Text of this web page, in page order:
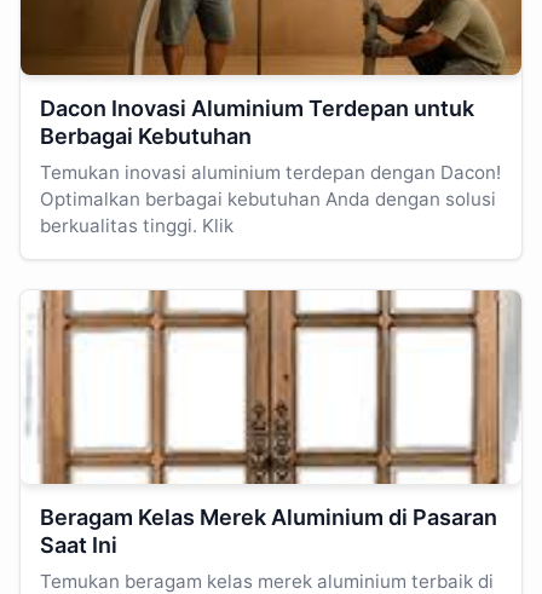
Dacon Inovasi Aluminium Terdepan untuk
Berbagai Kebutuhan
Temukan inovasi aluminium terdepan dengan Dacon!
Optimalkan berbagai kebutuhan Anda dengan solusi
berkualitas tinggi. Klik
Beragam Kelas Merek Aluminium di Pasaran
Saat Ini
Temukan beragam kelas merek aluminium terbaik di